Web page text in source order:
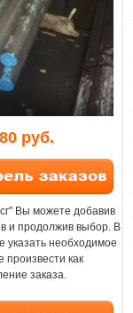
руб.
Вы можете добавив
и продолжив выбор. В
указать необходимое
произвести как
заказа.